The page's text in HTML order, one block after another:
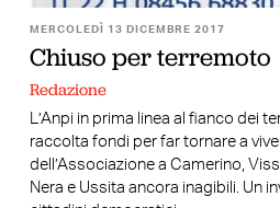
MERCOLEDÌ 13 DICEMBRE 2017
Chiuso per terremoto
Redazione
L’Anpi in prima linea al fianco dei
raccolta fondi per far tornare a
dell’Associazione a Camerino,
Nera e Ussita ancora inagibili. Un